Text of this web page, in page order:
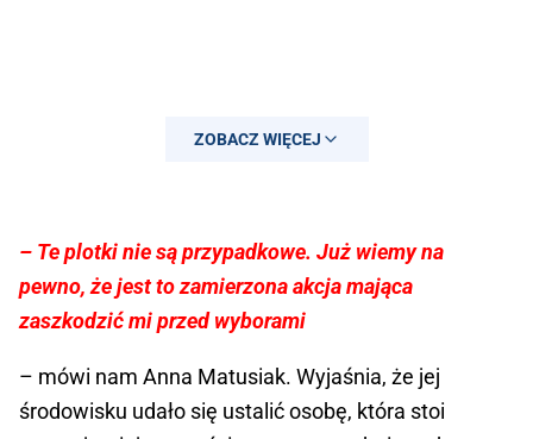
ZOBACZ WIĘCEJ
– Te plotki nie są przypadkowe. Już wiemy na
pewno, że jest to zamierzona akcja mająca
zaszkodzić mi przed wyborami
– mówi nam Anna Matusiak. Wyjaśnia, że jej
środowisku udało się ustalić osobę, która stoi